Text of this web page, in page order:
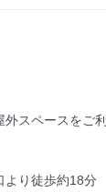
スペースをご
より徒歩約18分